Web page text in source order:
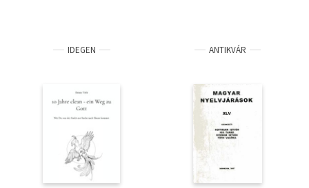
IDEGEN ANTIKVÁR